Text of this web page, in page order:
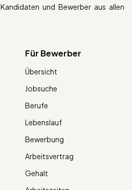
und Bewerber aus allen
Für Bewerber
Übersicht
Jobsuche
Berufe
Lebenslauf
Bewerbung
Arbeitsvertrag
Gehalt